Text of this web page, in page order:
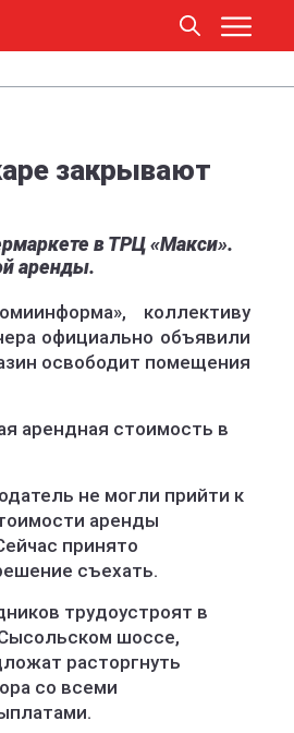
закрывают
в ТРЦ «Макси».
аренды.
коллективу
официально объявили
освободит помещения
арендная стоимость в
не могли прийти к
аренды
принято
съехать.
трудоустроят в
шоссе,
расторгнуть
со всеми